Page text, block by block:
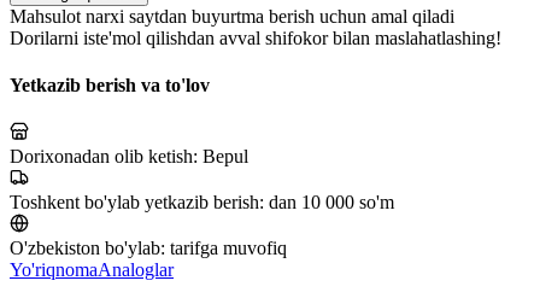
Mahsulot narxi saytdan buyurtma berish uchun amal qiladi
Dorilarni iste'mol qilishdan avval shifokor bilan maslahatlashing!
Yetkazib berish va to'lov
Dorixonadan olib ketish: Bepul
Toshkent bo'ylab yetkazib berish: dan 10 000 so'm
O'zbekiston bo'ylab: tarifga muvofiq
Yo'riqnomaAnaloglar